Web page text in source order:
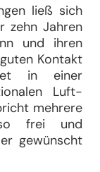
ließ sich
zehn Jahren
und ihren
Kontakt
in einer
Luft-
mehrere
frei und
gewünscht